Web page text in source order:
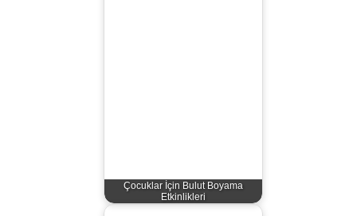
Çocuklar İçin Bulut Boyama
Etkinlikleri